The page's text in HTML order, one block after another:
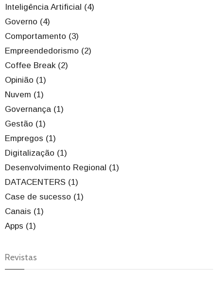
Inteligência Artificial (4)
Governo (4)
Comportamento (3)
Empreendedorismo (2)
Coffee Break (2)
Opinião (1)
Nuvem (1)
Governança (1)
Gestão (1)
Empregos (1)
Digitalização (1)
Desenvolvimento Regional (1)
DATACENTERS (1)
Case de sucesso (1)
Canais (1)
Apps (1)
Revistas